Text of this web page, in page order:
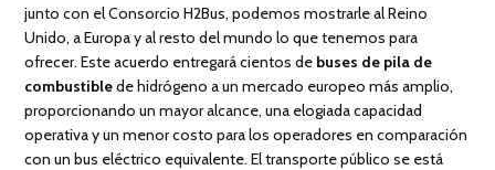
junto con el Consorcio H2Bus, podemos mostrarle al Reino
Unido, a Europa y al resto del mundo lo que tenemos para
ofrecer. Este acuerdo entregará cientos de buses de pila de
combustiblede hidrógeno a un mercado europeo más amplio,
proporcionando un mayor alcance, una elogiada capacidad
operativa y un menor costo para los operadores en comparación
con un bus eléctrico equivalente. El transporte público se está